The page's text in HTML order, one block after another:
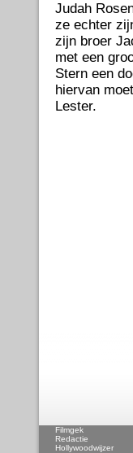
Judah
ze echter
zijn broer
met een
Stern een
hiervan
Lester.
Filmgek
Redactie
Hollywoodwijzer